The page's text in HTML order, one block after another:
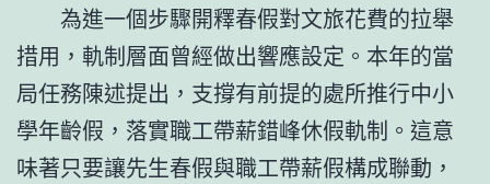
為進一個步驟開釋春假對文旅花費的拉舉
措用，軌制層面曾經做出響應設定。本年的當
局任務陳述提出，支撐有前提的處所推行中小
學年齡假，落實職工帶薪錯峰休假軌制。這意
味著只要讓先生春假與職工帶薪假構成聯動，